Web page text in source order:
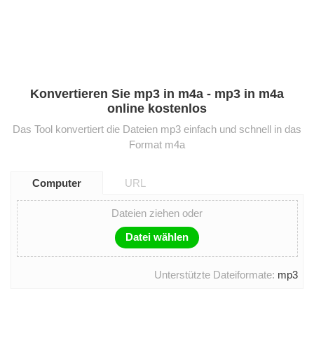
Konvertieren Sie mp3 in m4a - mp3 in m4a
online kostenlos
Das Tool konvertiert die Dateien mp3 einfach und schnell in das
Format m4a
Computer URL
Dateien ziehen oder
Datei wählen
Unterstützte Dateiformate: mp3